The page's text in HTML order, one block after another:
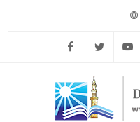
Facebook Twitter